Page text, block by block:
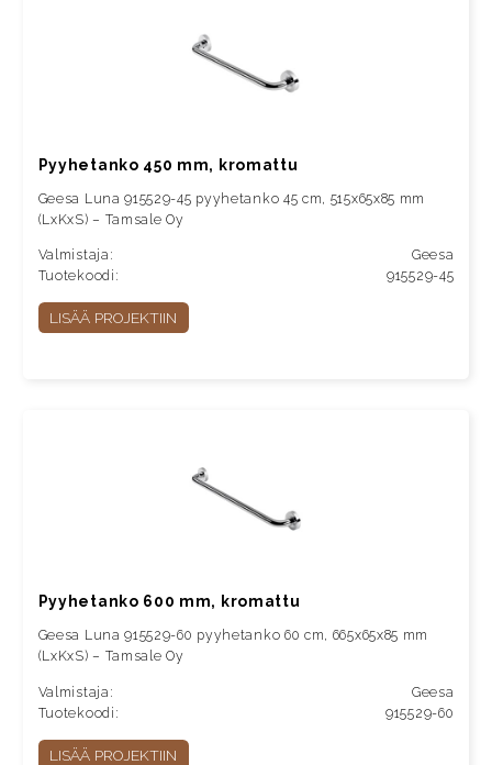
Pyyhetanko 450 mm, kromattu
Geesa Luna 915529-45 pyyhetanko 45 cm, 515x65x85 mm
(LxKxS) – Tamsale Oy
Valmistaja:
Geesa
Tuotekoodi:
915529-45
LISÄÄ PROJEKTIIN
Pyyhetanko 600 mm, kromattu
Geesa Luna 915529-60 pyyhetanko 60 cm, 665x65x85 mm
(LxKxS) – Tamsale Oy
Valmistaja:
Geesa
Tuotekoodi:
915529-60
LISÄÄ PROJEKTIIN